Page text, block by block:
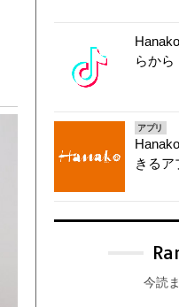
らから
アプリ
きるア
今読